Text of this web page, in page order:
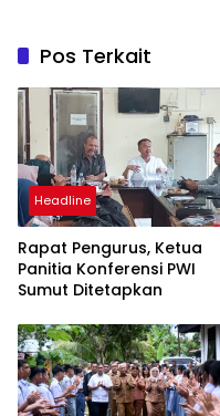
Pos Terkait
Headline
Rapat Pengurus, Ketua
Panitia Konferensi PWI
Sumut Ditetapkan